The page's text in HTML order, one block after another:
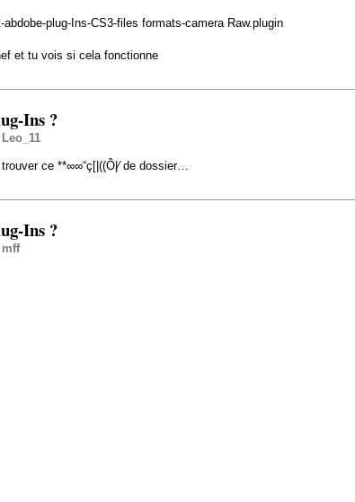
plug-Ins-CS3-files formats-camera Raw.plugin
et tu vois si cela fonctionne
Ins ?
Leo_11
ce **∞∞“ç[|((Ô|⁄ de dossier…
Ins ?
mff